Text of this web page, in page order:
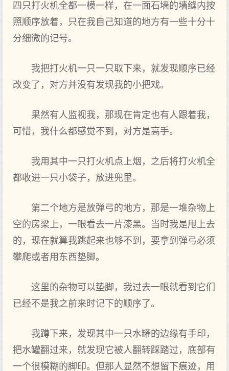
四只打火机全都一模一样，在一面石墙的墙缝内按
照顺序放着，只在我自己知道的地方有一些十分十
分细微的记号。
我把打火机一只一只取下来，就发现顺序已经
改变了，对方并没有发现我的小把戏。
果然有人监视我，那现在肯定也有人跟着我，
可惜，我什么都感觉不到，对方是高手。
我用其中一只打火机点上烟，之后将打火机全
都收进一只小袋子，放进兜里。
第二个地方是放弹弓的地方，那是一堆杂物上
空的房梁上，一眼看去一片漆黑。当时我是甩上去
的，现在就算我跳起来也够不到，要拿到弹弓必须
攀爬或者用东西垫脚。
这里的杂物可以垫脚，我过去一眼就看到它们
已经不是我之前来时记下的顺序了。
我蹲下来，发现其中一只水罐的边缘有手印，
把水罐翻过来，就发现它被人翻转踩踏过，底部有
一个很模糊的脚印。但那人显然不想留下痕迹，用